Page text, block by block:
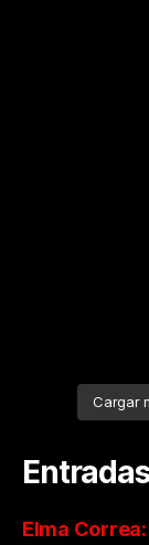
Cargar
Elma